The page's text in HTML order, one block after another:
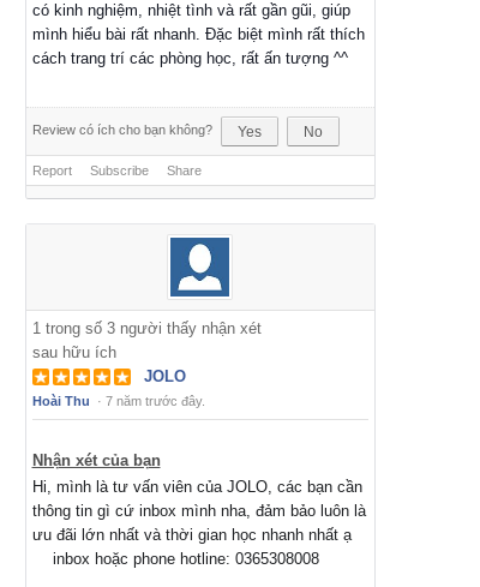
có kinh nghiệm, nhiệt tình và rất gần gũi, giúp
mình hiểu bài rất nhanh. Đặc biệt mình rất thích
cách trang trí các phòng học, rất ấn tượng ^^
Review có ích cho bạn không? Yes No
Report Subscribe Share
1trong số 3người thấy nhận xét
sau hữu ích
JOLO
Hoài Thu · 7 năm trước đây.
Nhận xét của bạn
Hi, mình là tư vấn viên của JOLO, các bạn cần
thông tin gì cứ inbox mình nha, đảm bảo luôn là
ưu đãi lớn nhất và thời gian học nhanh nhất ạ
inbox hoặc phone hotline: 0365308008